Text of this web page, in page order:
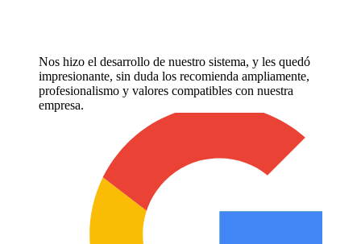
Nos hizo el desarrollo de nuestro sistema, y les quedó
impresionante, sin duda los recomienda ampliamente,
profesionalismo y valores compatibles con nuestra
empresa.